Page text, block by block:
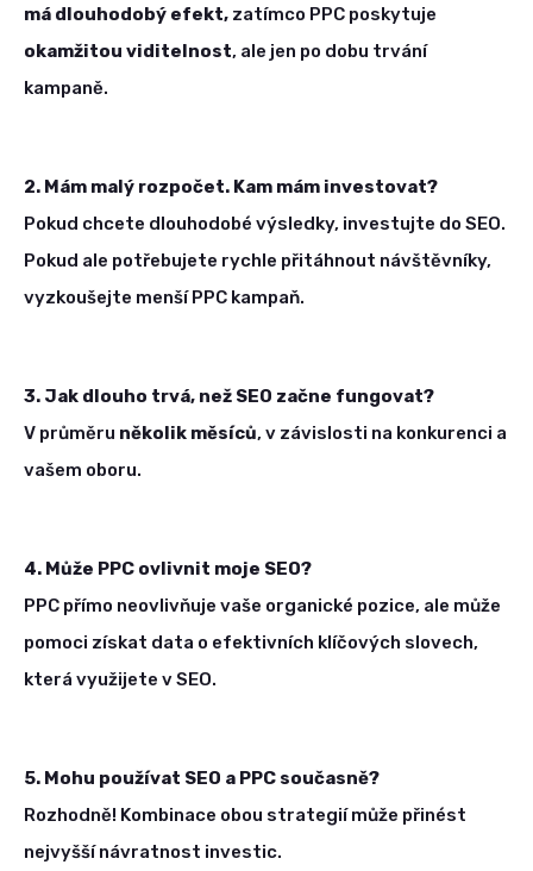
má dlouhodobý efekt, zatímco PPC poskytuje
okamžitou viditelnost, ale jen po dobu trvání
kampaně.
2. Mám malý rozpočet. Kam mám investovat?
Pokud chcete dlouhodobé výsledky, investujte do SEO.
Pokud ale potřebujete rychle přitáhnout návštěvníky,
vyzkoušejte menší PPC kampaň.
3. Jak dlouho trvá, než SEO začne fungovat?
V průměru několik měsíců, v závislosti na konkurenci a
vašem oboru.
4. Může PPC ovlivnit moje SEO?
PPC přímo neovlivňuje vaše organické pozice, ale může
pomoci získat data o efektivních klíčových slovech,
která využijete v SEO.
5. Mohu používat SEO a PPC současně?
Rozhodně! Kombinace obou strategií může přinést
nejvyšší návratnost investic.